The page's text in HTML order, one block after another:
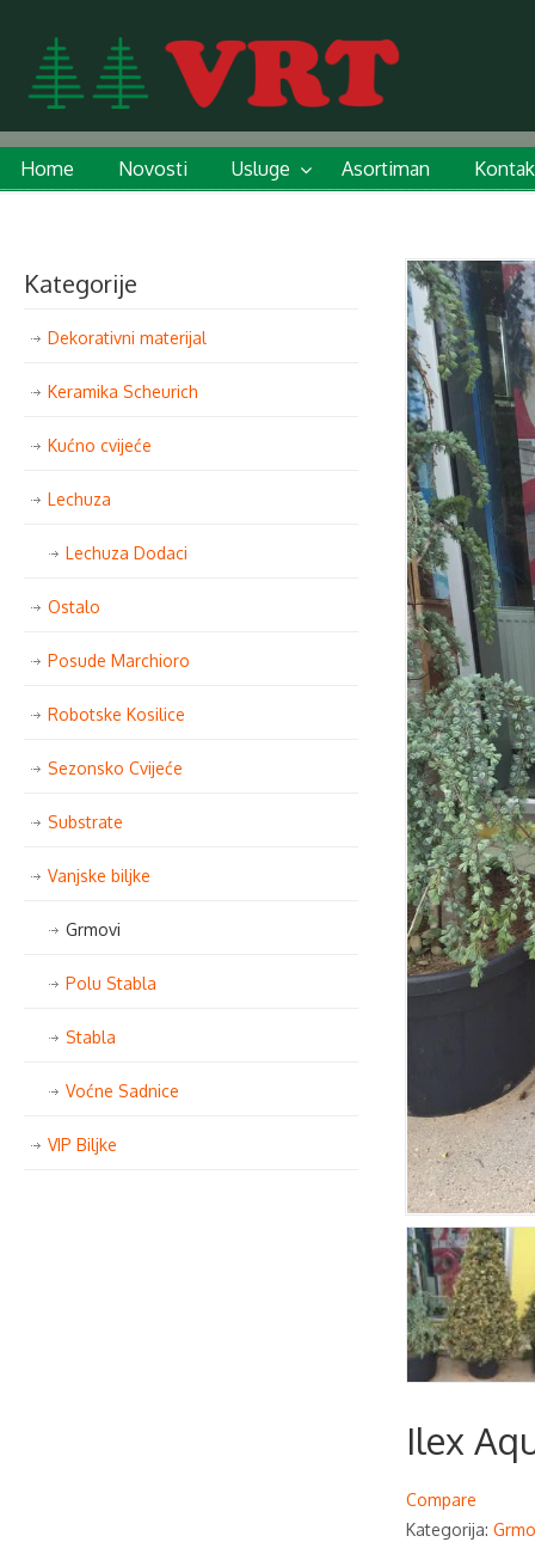
Home Novosti Usluge Asortiman
Ilex
Compare
Kategorija:
Kategorije
Dekorativni materijal
Keramika Scheurich
Kućno cvijeće
Lechuza
Lechuza Dodaci
Ostalo
Posude Marchioro
Robotske Kosilice
Sezonsko Cvijeće
Substrate
Vanjske biljke
Grmovi
Polu Stabla
Stabla
Voćne Sadnice
VIP Biljke